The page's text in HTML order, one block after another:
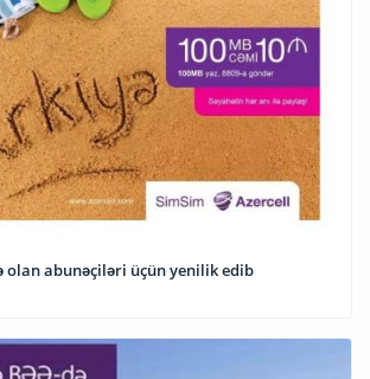
olan abunəçiləri üçün yenilik edib